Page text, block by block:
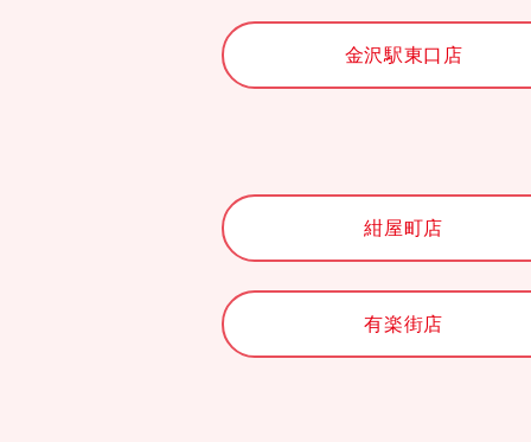
金沢駅東口店
紺屋町店
有楽街店